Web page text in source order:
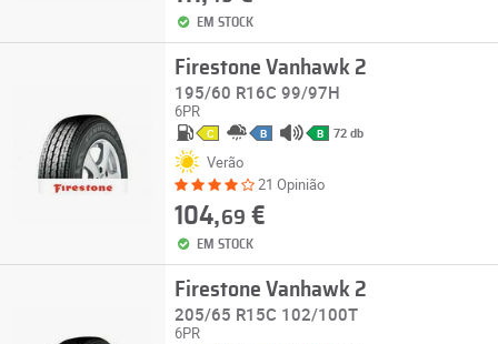
EM STOCK
Firestone Vanhawk 2
195/60 R16C 99/97H
6PR
C B B 72 db
Verão
21 Opinião
104,69 €
EM STOCK
Firestone Vanhawk 2
205/65 R15C 102/100T
6PR